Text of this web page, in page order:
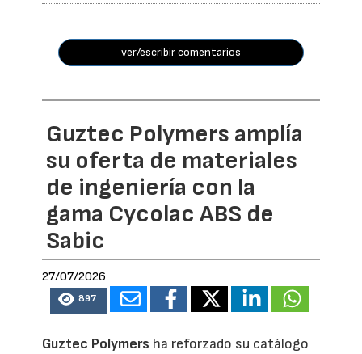
ver/escribir comentarios
Guztec Polymers amplía
su oferta de materiales
de ingeniería con la
gama Cycolac ABS de
Sabic
27/07/2026
897
Guztec Polymers ha reforzado su catálogo